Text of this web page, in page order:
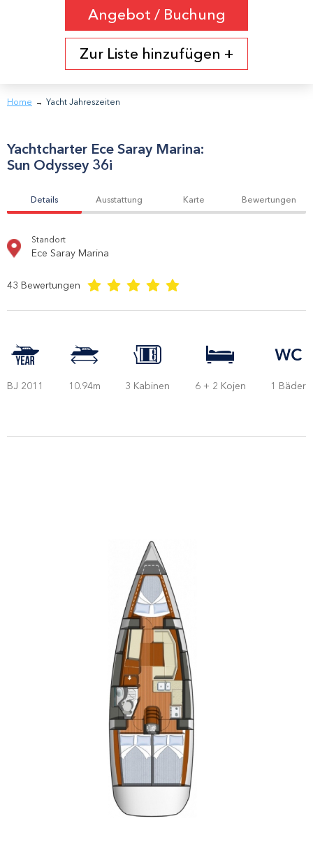
Yachtcharter Ece Saray Marina:
Sun Odyssey 36i
Details Ausstattung Karte Bewertungen
Standort
Ece Saray Marina
43 Bewertungen
BJ 2011 10.94m 3 Kabinen 6 + 2 Kojen 1 Bäder
Home → Yacht Jahreszeiten
Angebot / Buchung
Zur Liste hinzufügen +